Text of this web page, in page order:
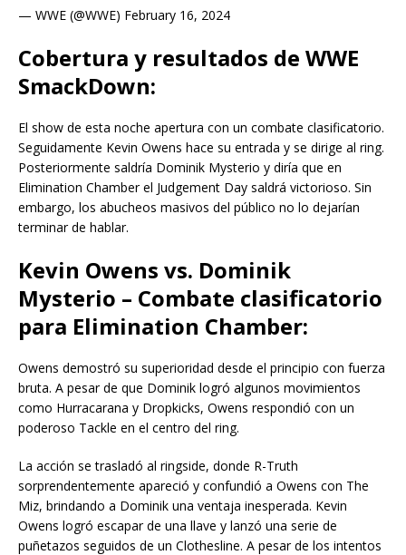
— WWE (@WWE) February 16, 2024
Cobertura y resultados de WWE
SmackDown:
El show de esta noche apertura con un combate clasificatorio.
Seguidamente Kevin Owens hace su entrada y se dirige al ring.
Posteriormente saldría Dominik Mysterio y diría que en
Elimination Chamber el Judgement Day saldrá victorioso. Sin
embargo, los abucheos masivos del público no lo dejarían
terminar de hablar.
Kevin Owens vs. Dominik
Mysterio – Combate clasificatorio
para Elimination Chamber:
Owens demostró su superioridad desde el principio con fuerza
bruta. A pesar de que Dominik logró algunos movimientos
como Hurracarana y Dropkicks, Owens respondió con un
poderoso Tackle en el centro del ring.
La acción se trasladó al ringside, donde R-Truth
sorprendentemente apareció y confundió a Owens con The
Miz, brindando a Dominik una ventaja inesperada. Kevin
Owens logró escapar de una llave y lanzó una serie de
puñetazos seguidos de un Clothesline. A pesar de los intentos